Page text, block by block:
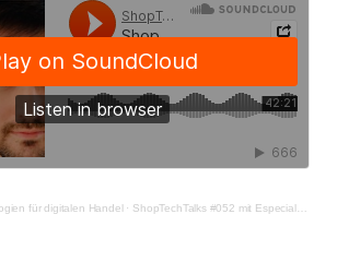
für digitalen Handel · ShopTechTalks #052 mit Especial Digital: Headless heißt nicht automatisch 6-stellig